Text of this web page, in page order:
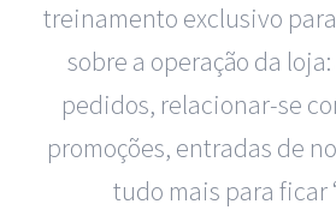
treinamento exclusivo
sobre a operação da
pedidos, relacionar-se
promoções, entradas de
tudo mais para ficar